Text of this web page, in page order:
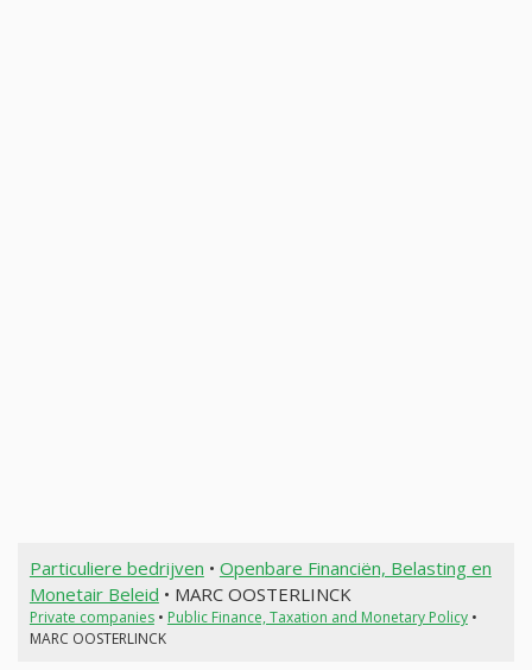
Particuliere bedrijven • Openbare Financiën, Belasting en
Monetair Beleid • MARC OOSTERLINCK
Private companies• Public Finance, Taxation and Monetary Policy•
MARC OOSTERLINCK